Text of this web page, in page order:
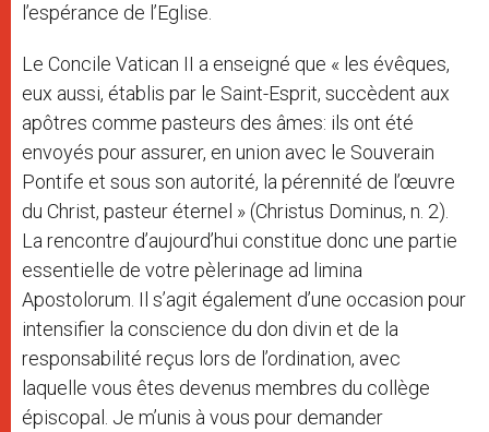
l’espérance de l’Eglise.
Le Concile Vatican II a enseigné que « les évêques,
eux aussi, établis par le Saint-Esprit, succèdent aux
apôtres comme pasteurs des âmes: ils ont été
envoyés pour assurer, en union avec le Souverain
Pontife et sous son autorité, la pérennité de l’œuvre
du Christ, pasteur éternel » (Christus Dominus, n. 2).
La rencontre d’aujourd’hui constitue donc une partie
essentielle de votre pèlerinage ad limina
Apostolorum. Il s’agit également d’une occasion pour
intensifier la conscience du don divin et de la
responsabilité reçus lors de l’ordination, avec
laquelle vous êtes devenus membres du collège
épiscopal. Je m’unis à vous pour demander